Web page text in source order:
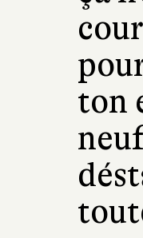
ton